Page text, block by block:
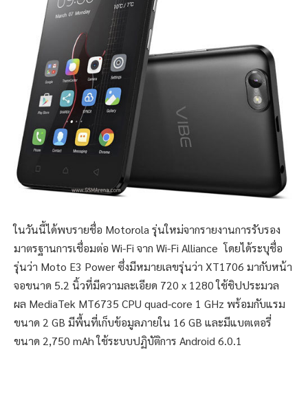
ในวันนี้ได้พบรายชื่อ Motorola รุ่นใหม่จากรายงานการรับรอง
มาตรฐานการเชื่อมต่อ Wi-Fi จาก Wi-Fi Alliance โดยได้ระบุชื่อ
รุ่นว่า Moto E3 Power ซึ่งมีหมายเลขรุ่นว่า XT1706 มากับหน้า
จอขนาด 5.2 นิ้วที่มีความละเอียด 720 x 1280 ใช้ชิปประมวล
ผล MediaTek MT6735 CPU quad-core 1 GHz พร้อมกับแรม
ขนาด 2 GB มีพื้นที่เก็บข้อมูลภายใน 16 GB และมีแบตเตอรี่
ขนาด 2,750 mAh ใช้ระบบปฏิบัติการ Android 6.0.1